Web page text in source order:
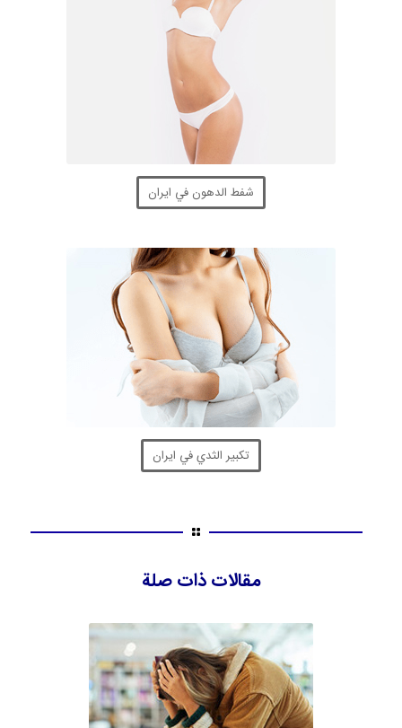
شفط الدهون في ايران
تكبير الثدي في ايران
مقالات ذات صلة